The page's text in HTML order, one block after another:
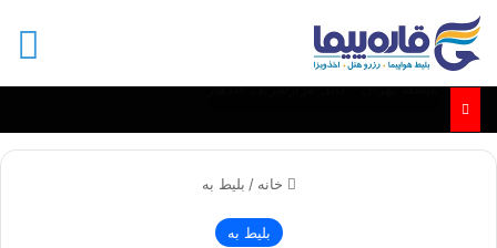
خانه / بلیط به
بلیط به